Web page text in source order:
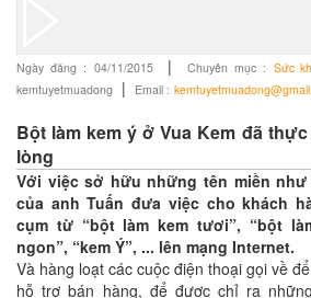
Ngày đăng : 04/11/2015| Chuyên mục : Sức
kemtuyetmuadong | Email :
Bột làm kem ý ở Vua Kem đã
lòng
Với việc sở hữu những tên miền như
của anh Tuấn đưa việc cho khách
cụm từ “bột làm kem tươi”, “bột
ngon”, “kem Ý”, ... lên mạng Internet.
Và hàng loạt các cuộc điện thoại gọi về
hỗ trợ bán hàng, để được chỉ ra